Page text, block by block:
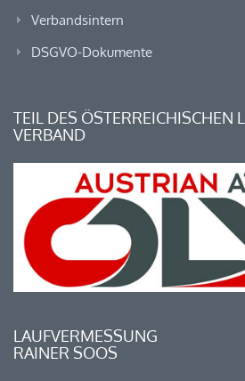
Verbandsintern
DSGVO-Dokumente
TEIL DES ÖSTERREICHISCHEN
VERBAND
LAUFVERMESSUNG
RAINER SOOS